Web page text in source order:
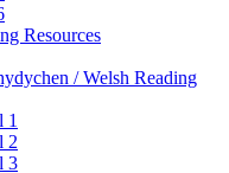
Resources
/ Welsh Reading
1
2
3